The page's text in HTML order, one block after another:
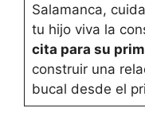
Salamanca,
tu hijo viva la
cita para su
construir una
bucal desde el